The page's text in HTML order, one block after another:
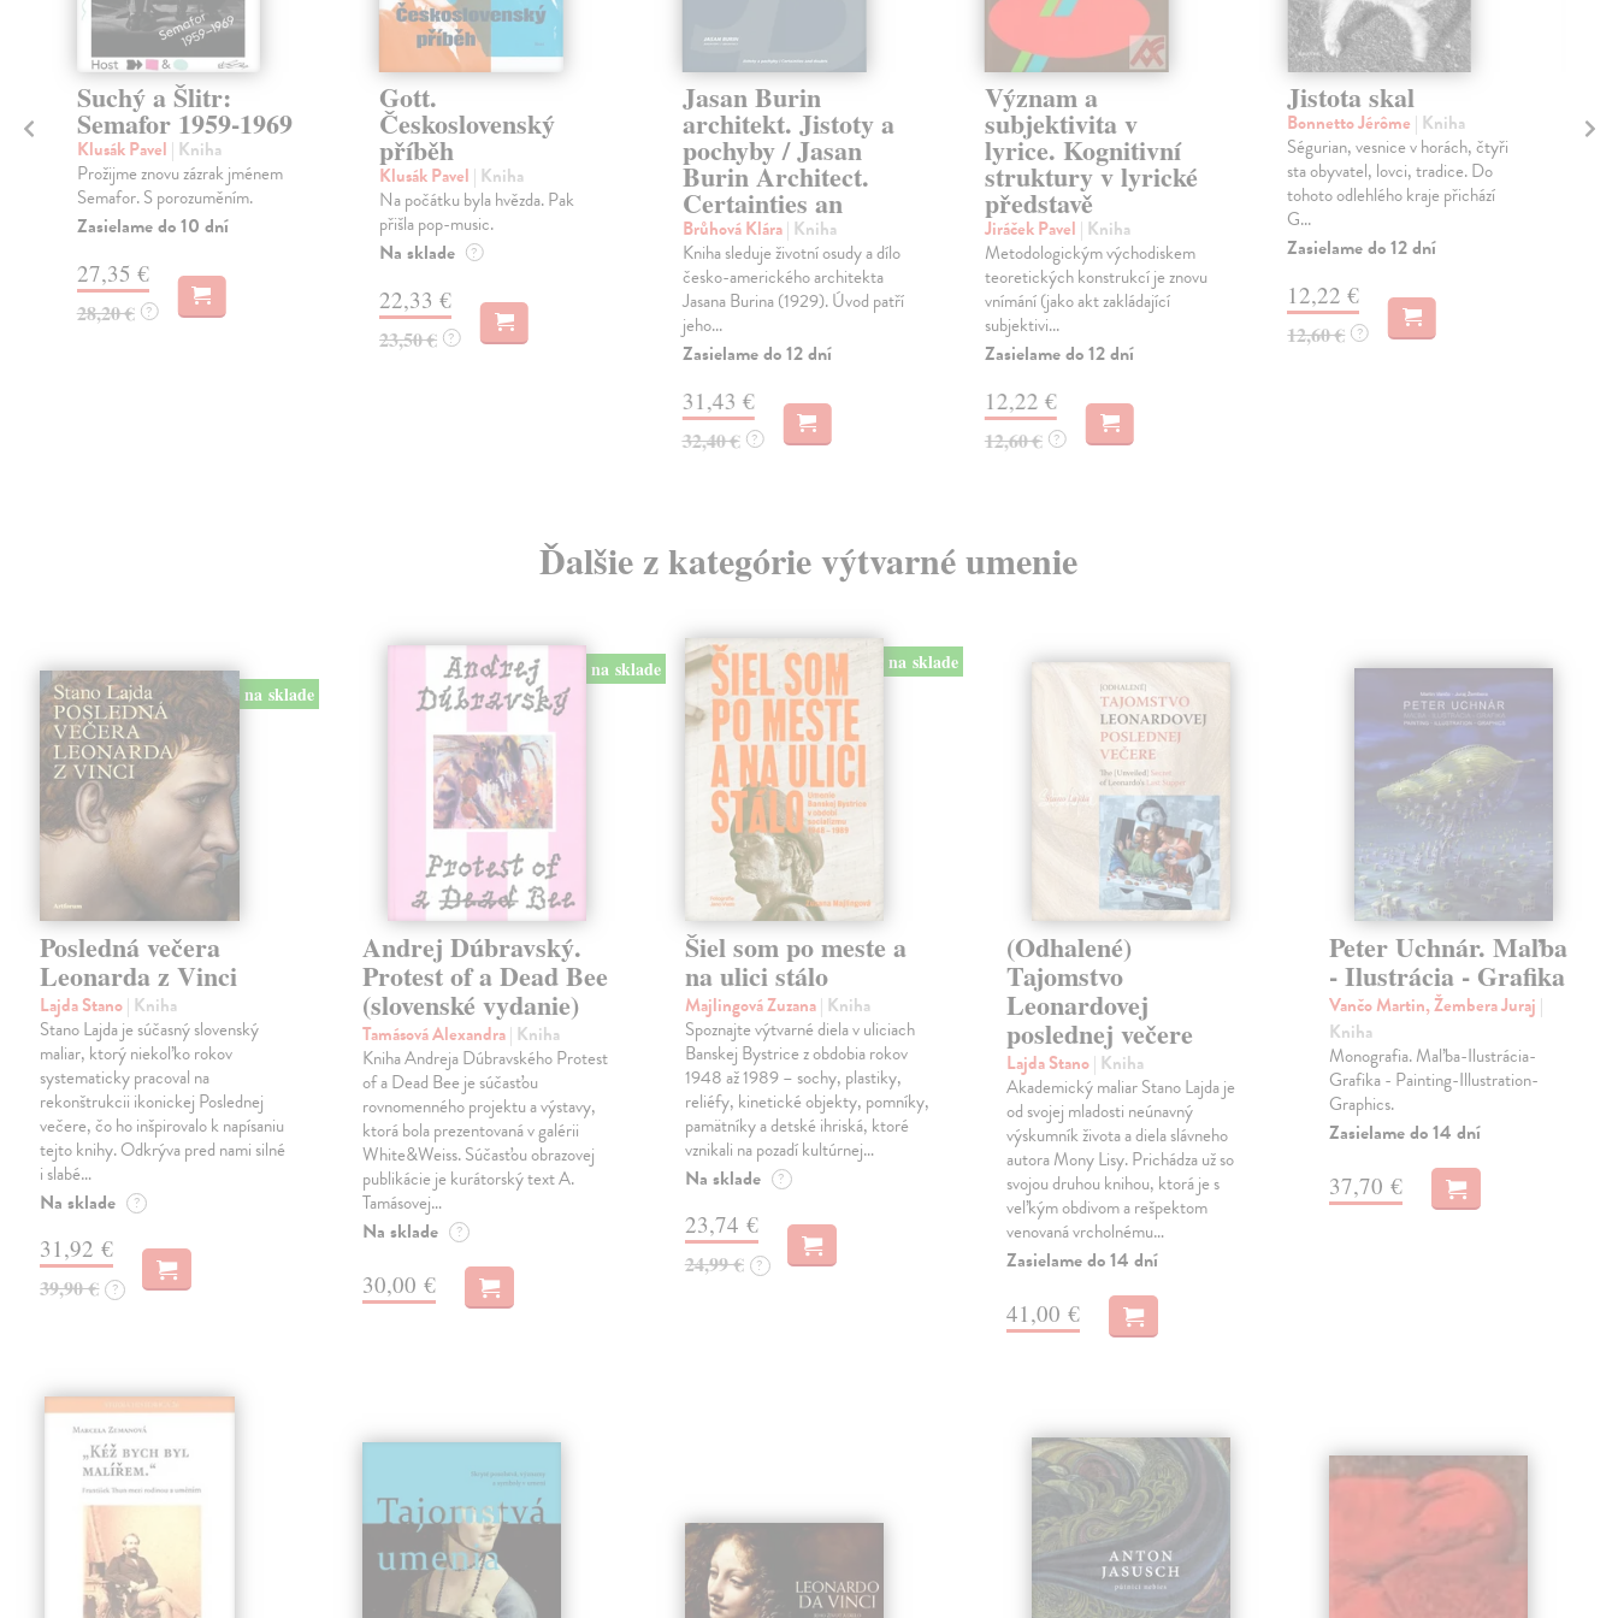
Suchý a Šlitr:
Semafor 1959-1969
Klusák Pavel | Kniha
Prožijme znovu zázrak jménem
Semafor. S porozuměním.
Zasielame do 10 dní
27,35 €
28,20 € ?
Gott.
Československý
příběh
Klusák Pavel | Kniha
Na počátku byla hvězda. Pak
přišla pop-music.
Na sklade ?
22,33 €
23,50 € ?
Jasan Burin
architekt. Jistoty a
pochyby / Jasan
Burin Architect.
Certainties an
Brůhová Klára| Kniha
Kniha sleduje životní osudy a dílo
česko-amerického architekta
Jasana Burina (1929). Úvod patří
jeho...
Zasielame do 12 dní
31,43 €
32,40 € ?
Význam a
subjektivita v
lyrice. Kognitivní
struktury v lyrické
představě
Jiráček Pavel | Kniha
Metodologickým východiskem
teoretických konstrukcí je znovu
vnímání (jako akt zakládající
subjektivi...
Zasielame do 12 dní
12,22 €
12,60 € ?
Jistota skal
Bonnetto Jérôme | Kniha
Ségurian, vesnice v horách, čtyři
sta obyvatel, lovci, tradice. Do
tohoto odlehlého kraje přichází
G...
Zasielame do 12 dní
12,22 €
12,60 € ?
Ďalšie z kategórie výtvarné umenie
na sklade
Posledná večera
Leonarda z Vinci
Lajda Stano| Kniha
Stano Lajda je súčasný slovenský
maliar, ktorý niekoľko rokov
systematicky pracoval na
rekonštrukcii ikonickej Poslednej
večere, čo ho inšpirovalo k napísaniu
tejto knihy. Odkrýva pred nami silné
i slabé…
Na sklade ?
31,92 €
39,90 € ?
na sklade
Andrej Dúbravský.
Protest of a Dead Bee
(slovenské vydanie)
Tamásová Alexandra| Kniha
Kniha Andreja Dúbravského Protest
of a Dead Bee je súčasťou
rovnomenného projektu a výstavy,
ktorá bola prezentovaná v galérii
White&Weiss. Súčasťou obrazovej
publikácie je kurátorský text A.
Tamásovej…
Na sklade ?
30,00 €
na sklade
Šiel som po meste a
na ulici stálo
Majlingová Zuzana| Kniha
Spoznajte výtvarné diela v uliciach
Banskej Bystrice z obdobia rokov
1948 až 1989 – sochy, plastiky,
reliéfy, kinetické objekty, pomníky,
pamätníky a detské ihriská, ktoré
vznikali na pozadí kultúrnej…
Na sklade ?
23,74 €
24,99 € ?
(Odhalené)
Tajomstvo
Leonardovej
poslednej večere
Lajda Stano| Kniha
Akademický maliar Stano Lajda je
od svojej mladosti neúnavný
výskumník života a diela slávneho
autora Mony Lisy. Prichádza už so
svojou druhou knihou, ktorá je s
veľkým obdivom a rešpektom
venovaná vrcholnému…
Zasielame do 14 dní
41,00 €
Peter Uchnár. Maľba
- Ilustrácia - Grafika
Vančo Martin, Žembera Juraj |
Kniha
Monografia. Maľba-Ilustrácia-
Grafika - Painting-Illustration-
Graphics.
Zasielame do 14 dní
37,70 €